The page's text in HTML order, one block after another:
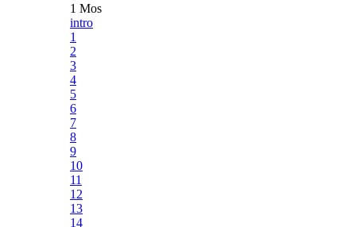
1 Mos
intro
1
2
3
4
5
6
7
8
9
10
11
12
13
14